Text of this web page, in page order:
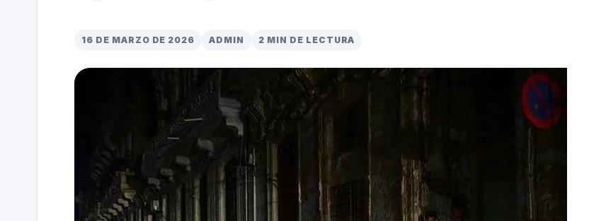
16 DE MARZO DE 2026 ADMIN 2 MIN DE LECTURA